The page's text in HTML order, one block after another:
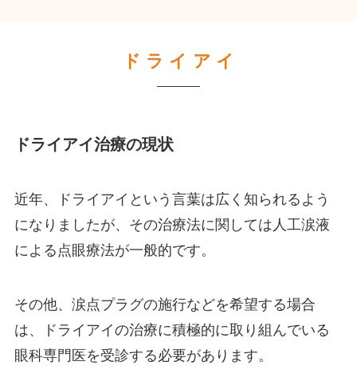
ド ラ イ ア イ
ドライアイ治療の現状
近年、ドライアイという言葉は広く知られるよう
になりましたが、その治療法に関しては人工涙液
による点眼療法が一般的です。
その他、涙点プラグの施行などを希望する場合
は、ドライアイの治療に積極的に取り組んでいる
眼科専門医を受診する必要があります。